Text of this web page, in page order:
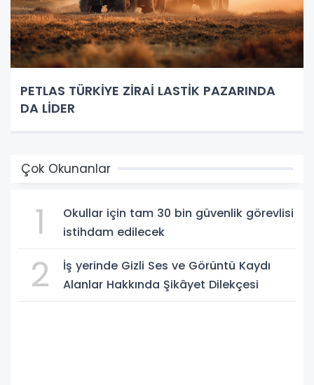
PETLAS TÜRKİYE ZİRAİ LASTİK PAZARINDA
DA LİDER
Çok Okunanlar
1
Okullar için tam 30 bin güvenlik görevlisi
istihdam edilecek
2
İş yerinde Gizli Ses ve Görüntü Kaydı
Alanlar Hakkında Şikâyet Dilekçesi